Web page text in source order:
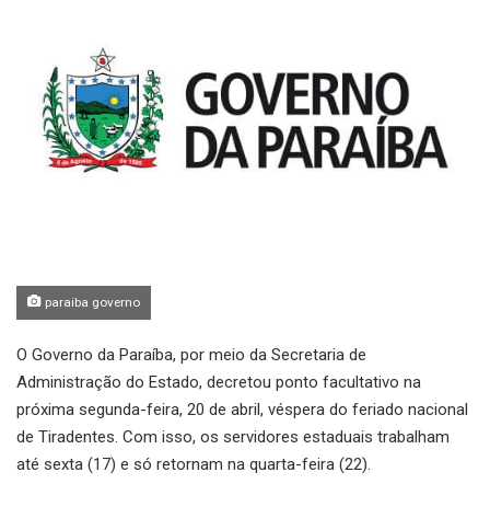
paraiba governo
O Governo da Paraíba, por meio da Secretaria de
Administração do Estado, decretou ponto facultativo na
próxima segunda-feira, 20 de abril, véspera do feriado nacional
de Tiradentes. Com isso, os servidores estaduais trabalham
até sexta (17) e só retornam na quarta-feira (22).